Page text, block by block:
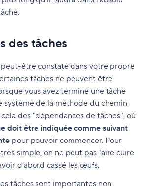
des tâches
peut-être constaté dans votre propre
tâches ne peuvent être
vous avez terminé une tâche
système de la méthode du chemin
des "dépendances de tâches", où
doit être indiquée comme suivant
pour pouvoir commencer. Pour
simple, on ne peut pas faire cuire
d'abord cassé les œufs.
tâches sont importantes non